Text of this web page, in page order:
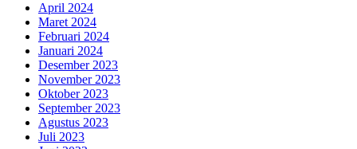
April 2024
Maret 2024
Februari 2024
Januari 2024
Desember 2023
November 2023
Oktober 2023
September 2023
Agustus 2023
Juli 2023